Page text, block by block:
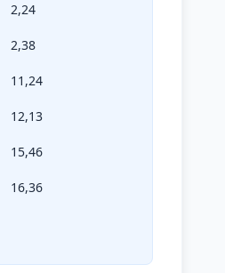
2,24
2,38
11,24
12,13
15,46
16,36